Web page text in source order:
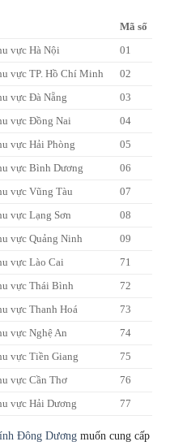
Mã số
vực Hà Nội 01
vực TP. Hồ Chí Minh 02
vực Đà Nẵng 03
vực Đồng Nai 04
vực Hải Phòng 05
vực Bình Dương 06
vực Vũng Tàu 07
vực Lạng Sơn 08
vực Quảng Ninh 09
vực Lào Cai 71
vực Thái Bình 72
vực Thanh Hoá 73
vực Nghệ An 74
vực Tiền Giang 75
vực Cần Thơ 76
vực Hải Dương 77
Đông Dương muốn cung cấp